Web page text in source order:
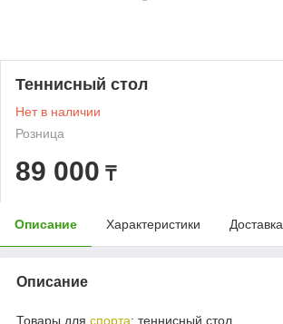
Теннисный стол
Нет в наличии
Розница
89 000 ₸
Описание Характеристики Доставка
Описание
Товары для спорта: теннисный стол